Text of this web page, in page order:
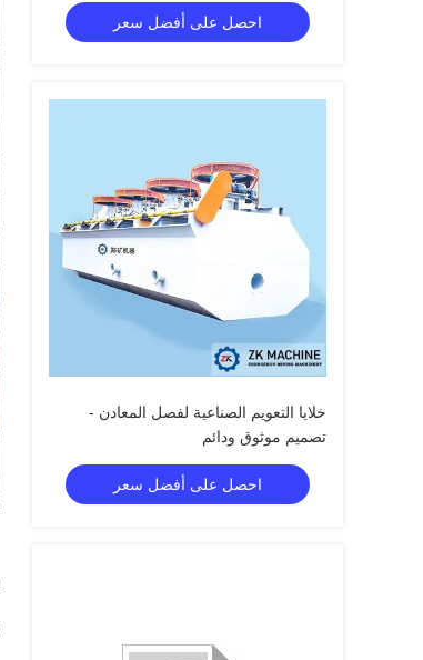
احصل على أفضل سعر
خلايا التعويم الصناعية لفصل المعادن -
تصميم موثوق ودائم
احصل على أفضل سعر